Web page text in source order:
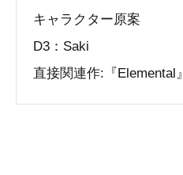
キャラクター原案
D3：Saki
直接関連作:『Elemental』